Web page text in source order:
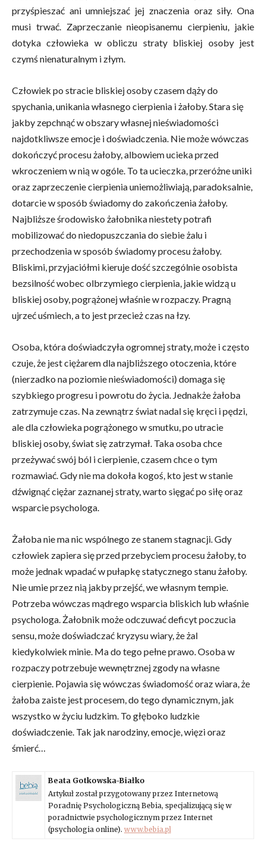
przyśpieszać ani umniejszać jej znaczenia oraz siły. Ona
musi trwać. Zaprzeczanie nieopisanemu cierpieniu, jakie
dotyka człowieka w obliczu straty bliskiej osoby jest
czymś nienaturalnym i złym.
Człowiek po stracie bliskiej osoby czasem dąży do
spychania, unikania własnego cierpienia i żałoby. Stara się
jakby zepchnąć w obszary własnej nieświadomości
najdotkliwsze emocje i doświadczenia. Nie może wówczas
dokończyć procesu żałoby, albowiem ucieka przed
wkroczeniem w nią w ogóle. To ta ucieczka, przeróżne uniki
oraz zaprzeczenie cierpienia uniemożliwiają, paradoksalnie,
dotarcie w sposób świadomy do zakończenia żałoby.
Najbliższe środowisko żałobnika niestety potrafi
mobilizować do niedopuszczania do siebie żalu i
przechodzenia w sposób świadomy procesu żałoby.
Bliskimi, przyjaciółmi kieruje dość szczególnie osobista
bezsilność wobec olbrzymiego cierpienia, jakie widzą u
bliskiej osoby, pogrążonej właśnie w rozpaczy. Pragną
ujrzeć uśmiech, a to jest przecież czas na łzy.
Osoba, która doświadczyła ogromnej straty, może i często
czuje, że jest ciężarem dla najbliższego otoczenia, które
(nierzadko na poziomie nieświadomości) domaga się
szybkiego progresu i powrotu do życia. Jednakże żałoba
zatrzymuje czas. Na zewnątrz świat nadal się kręci i pędzi,
ale dla człowieka pogrążonego w smutku, po utracie
bliskiej osoby, świat się zatrzymał. Taka osoba chce
przeżywać swój ból i cierpienie, czasem chce o tym
rozmawiać. Gdy nie ma dokoła kogoś, kto jest w stanie
dźwignąć ciężar zaznanej straty, warto sięgać po siłę oraz
wsparcie psychologa.
Żałoba nie ma nic wspólnego ze stanem stagnacji. Gdy
człowiek zapiera się przed przebyciem procesu żałoby, to
może jednak wpadać w pułapkę statycznego stanu żałoby.
Nie umie przez nią jakby przejść, we własnym tempie.
Potrzeba wówczas mądrego wsparcia bliskich lub właśnie
psychologa. Żałobnik może odczuwać deficyt poczucia
sensu, może doświadczać kryzysu wiary, że żal
kiedykolwiek minie. Ma do tego pełne prawo. Osoba w
rozpaczy potrzebuje wewnętrznej zgody na własne
cierpienie. Pojawia się wówczas świadomość oraz wiara, że
żałoba zaiste jest procesem, do tego dynamicznym, jak
wszystko w życiu ludzkim. To głęboko ludzkie
doświadczenie. Tak jak narodziny, emocje, więzi oraz
śmierć…
Beata Gotkowska-Białko
Artykuł został przygotowany przez Internetową
Poradnię Psychologiczną Bebia, specjalizującą się w
poradnictwie psychologicznym przez Internet
(psychologia online). www.bebia.pl